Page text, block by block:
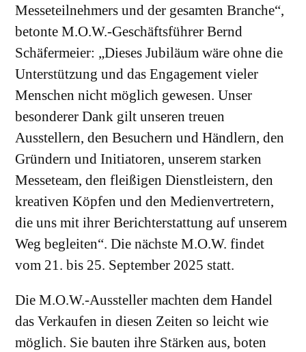
Messeteilnehmers und der gesamten Branche“,
betonte M.O.W.-Geschäftsführer Bernd
Schäfermeier: „Dieses Jubiläum wäre ohne die
Unterstützung und das Engagement vieler
Menschen nicht möglich gewesen. Unser
besonderer Dank gilt unseren treuen
Ausstellern, den Besuchern und Händlern, den
Gründern und Initiatoren, unserem starken
Messeteam, den fleißigen Dienstleistern, den
kreativen Köpfen und den Medienvertretern,
die uns mit ihrer Berichterstattung auf unserem
Weg begleiten“. Die nächste M.O.W. findet
vom 21. bis 25. September 2025 statt.
Die M.O.W.-Aussteller machten dem Handel
das Verkaufen in diesen Zeiten so leicht wie
möglich. Sie bauten ihre Stärken aus, boten